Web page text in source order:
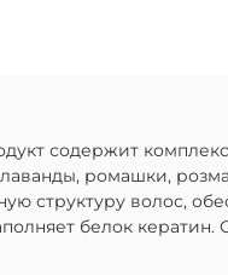
содержит
ромашки,
структуру волос,
белок